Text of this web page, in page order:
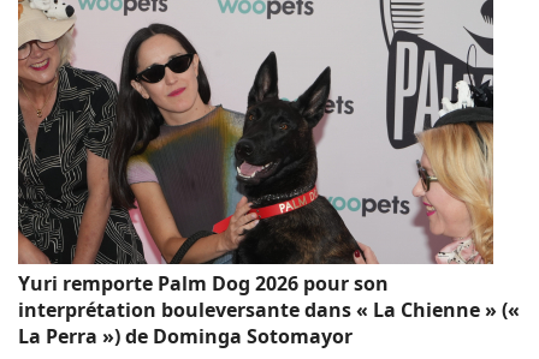
Yuri remporte Palm Dog 2026 pour son
interprétation bouleversante dans « La Chienne » («
La Perra ») de Dominga Sotomayor